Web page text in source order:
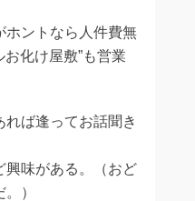
ホントなら人件費無
お化け屋敷”も営業
ば逢ってお話聞き
興味がある。（おど
）